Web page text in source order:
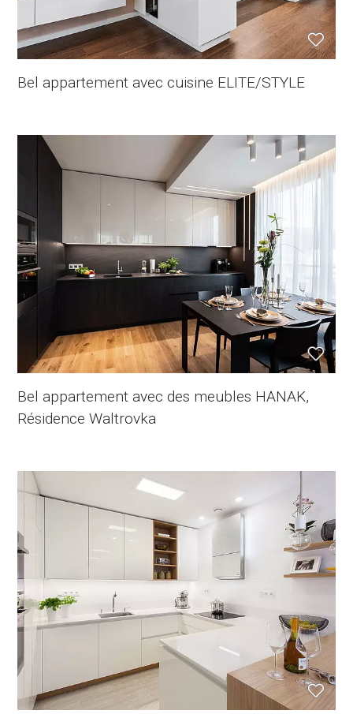
Bel appartement avec cuisine ELITE/STYLE
Bel appartement avec des meubles HANAK,
Résidence Waltrovka